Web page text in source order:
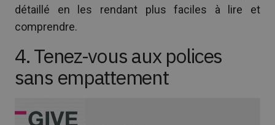
détaillé en les rendant plus faciles à lire et
comprendre.
4. Tenez-vous aux polices
sans empattement